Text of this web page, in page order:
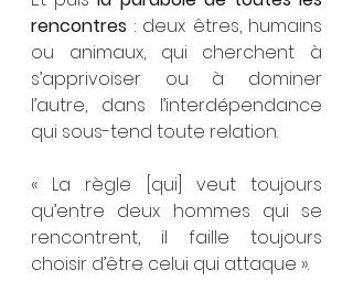
rencontres : deux êtres, humains
ou animaux, qui cherchent à
s’apprivoiser ou à dominer
l’autre, dans l’interdépendance
qui sous-tend toute relation.
« La règle [qui] veut toujours
qu’entre deux hommes qui se
rencontrent, il faille toujours
choisir d’être celui qui attaque ».